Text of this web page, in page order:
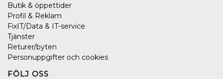
Butik & öppettider
Profil & Reklam
FixIT/Data & IT-service
Tjänster
Returer/byten
Personuppgifter och cookies
FÖLJ OSS